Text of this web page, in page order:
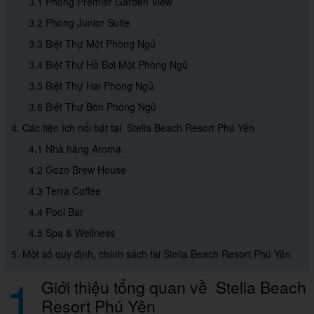
3.2 Phòng Junior Suite
3.3 Biệt Thự Một Phòng Ngủ
3.4 Biệt Thự Hồ Bơi Một Phòng Ngủ
3.5 Biệt Thự Hai Phòng Ngủ
3.6 Biệt Thự Bốn Phòng Ngủ
4. Các tiện ích nổi bật tại Stelia Beach Resort Phú Yên
4.1 Nhà hàng Aroma
4.2 Gozo Brew House
4.3 Terra Coffee
4.4 Pool Bar
4.5 Spa & Wellness
5. Một số quy định, chính sách tại Stelia Beach Resort Phú Yên
Giới thiệu tổng quan về Stelia Beach
Resort Phú Yên